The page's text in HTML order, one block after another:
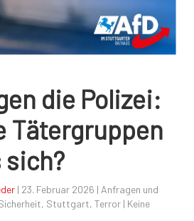
die Polizei:
Tätergruppen
sich?
| 23. Februar 2026 | Anfragen und
, Stuttgart, Terror | Keine